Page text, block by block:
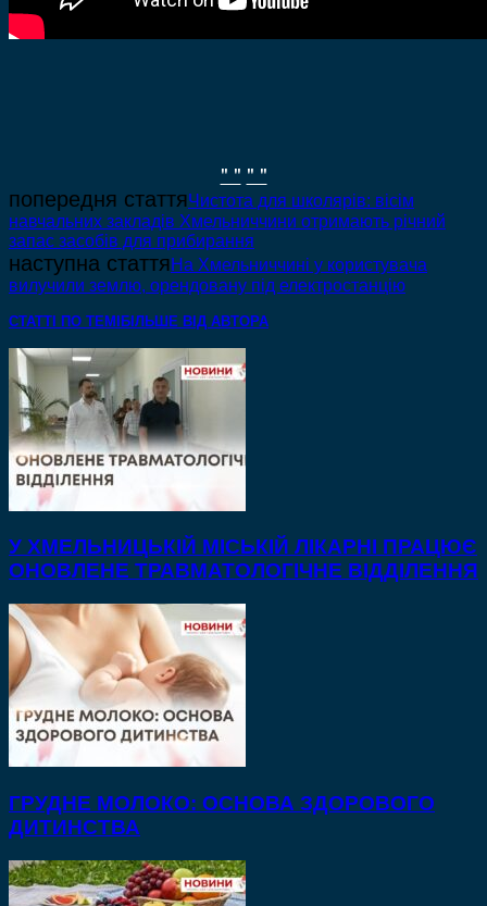
" " " "
попередня статтяЧистота для школярів: вісім
навчальних закладів Хмельниччини отримають річний
запас засобів для прибирання
наступна статтяНа Хмельниччині у користувача
вилучили землю, орендовану під електростанцію
СТАТТІ ПО ТЕМІ БІЛЬШЕ ВІД АВТОРА
У ХМЕЛЬНИЦЬКІЙ МІСЬКІЙ ЛІКАРНІ ПРАЦЮЄ
ОНОВЛЕНЕ ТРАВМАТОЛОГІЧНЕ ВІДДІЛЕННЯ
ГРУДНЕ МОЛОКО: ОСНОВА ЗДОРОВОГО
ДИТИНСТВА